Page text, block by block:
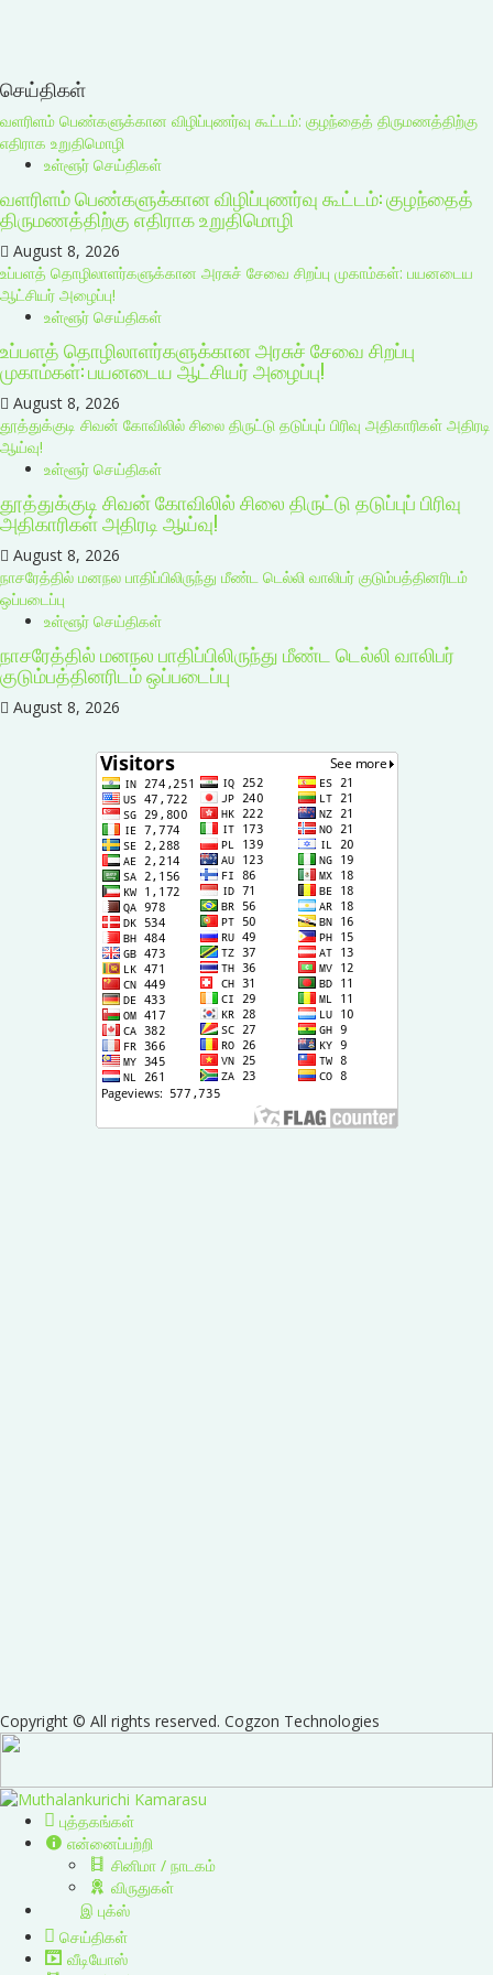
செய்திகள்
வளரிளம் பெண்களுக்கான விழிப்புணர்வு கூட்டம்: குழந்தைத் திருமணத்திற்கு
எதிராக உறுதிமொழி
உள்ளூர் செய்திகள்
வளரிளம் பெண்களுக்கான விழிப்புணர்வு கூட்டம்: குழந்தைத்
திருமணத்திற்கு எதிராக உறுதிமொழி
August 8, 2026
உப்பளத் தொழிலாளர்களுக்கான அரசுச் சேவை சிறப்பு முகாம்கள்: பயனடைய
ஆட்சியர் அழைப்பு!
உள்ளூர் செய்திகள்
உப்பளத் தொழிலாளர்களுக்கான அரசுச் சேவை சிறப்பு
முகாம்கள்: பயனடைய ஆட்சியர் அழைப்பு!
August 8, 2026
தூத்துக்குடி சிவன் கோவிலில் சிலை திருட்டு தடுப்புப் பிரிவு அதிகாரிகள் அதிரடி
ஆய்வு!
உள்ளூர் செய்திகள்
தூத்துக்குடி சிவன் கோவிலில் சிலை திருட்டு தடுப்புப் பிரிவு
அதிகாரிகள் அதிரடி ஆய்வு!
August 8, 2026
நாசரேத்தில் மனநல பாதிப்பிலிருந்து மீண்ட டெல்லி வாலிபர் குடும்பத்தினரிடம்
ஒப்படைப்பு
உள்ளூர் செய்திகள்
நாசரேத்தில் மனநல பாதிப்பிலிருந்து மீண்ட டெல்லி வாலிபர்
குடும்பத்தினரிடம் ஒப்படைப்பு
August 8, 2026
Copyright © All rights reserved. Cogzon Technologies
புத்தகங்கள்
என்னைப்பற்றி
சினிமா / நாடகம்
விருதுகள்
இ புக்ஸ்
செய்திகள்
வீடியோஸ்